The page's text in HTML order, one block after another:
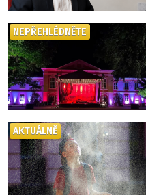
NEPŘEHLÉDNĚTE
AKTUÁLNĚ